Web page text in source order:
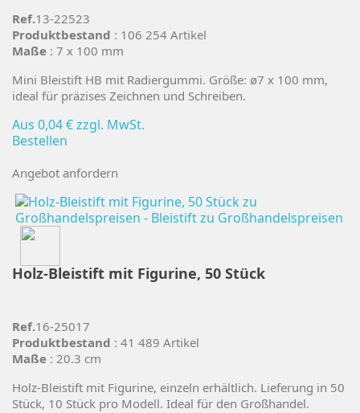
Ref.13-22523
Produktbestand : 106 254 Artikel
Maße : 7 x 100 mm
Mini Bleistift HB mit Radiergummi. Größe: ø7 x 100 mm,
ideal für präzises Zeichnen und Schreiben.
Aus 0,04 €zzgl. MwSt.
Bestellen
Angebot anfordern
Holz-Bleistift mit Figurine, 50 Stück
Ref.16-25017
Produktbestand : 41 489 Artikel
Maße : 20.3 cm
Holz-Bleistift mit Figurine, einzeln erhältlich. Lieferung in 50
Stück, 10 Stück pro Modell. Ideal für den Großhandel.